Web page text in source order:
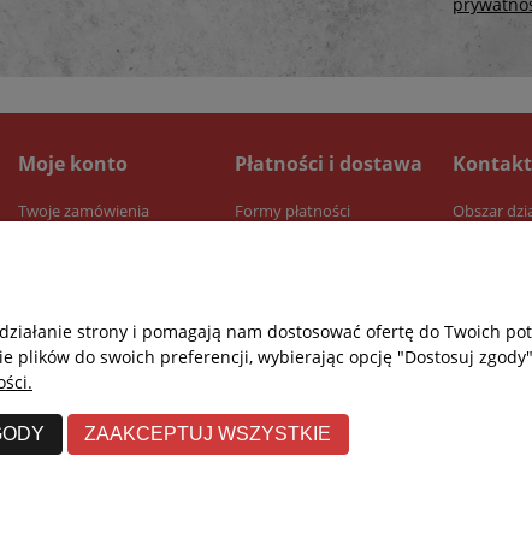
Moje konto
Twoje zamówienia
Płatności i dostawa
Formy płatności
Kontakt
Obszar
strony i pomagają nam dostosować ofertę do Twoich
plików do swoich preferencji, wybierając opcję "Dostosuj
ZAAKCEPTUJ WSZYSTKIE